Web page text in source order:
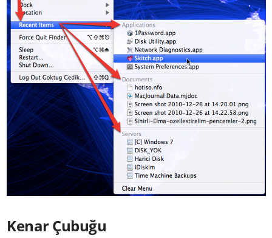
Kenar Çubuğu